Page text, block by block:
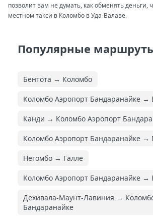
позволит вам не думать, как обменять деньги,
местном такси в Коломбо в Уда-Валаве.
Популярные
Бентота → Коломбо
Коломбо Аэропорт Бандаранайке →
Канди → Коломбо Аэропорт
Коломбо Аэропорт Бандаранайке →
Негомбо → Галле
Коломбо Аэропорт Бандаранайке →
Дехивала-Маунт-Лавиния →
Бандаранайке